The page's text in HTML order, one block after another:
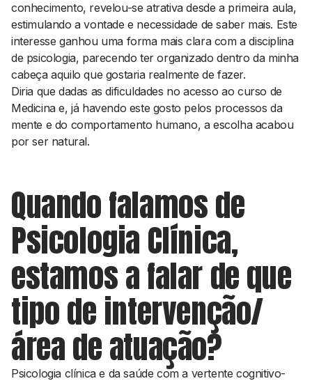
conhecimento, revelou-se atrativa desde a primeira aula,
estimulando a vontade e necessidade de saber mais. Este
interesse ganhou uma forma mais clara com a disciplina
de psicologia, parecendo ter organizado dentro da minha
cabeça aquilo que gostaria realmente de fazer.
Diria que dadas as dificuldades no acesso ao curso de
Medicina e, já havendo este gosto pelos processos da
mente e do comportamento humano, a escolha acabou
por ser natural.
Quando falamos de
Psicologia Clínica,
estamos a falar de que
tipo de intervenção/
área de atuação?
Psicologia clínica e da saúde com a vertente cognitivo-